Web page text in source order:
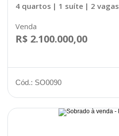
4 quartos | 1 suíte | 2 vagas
Venda
R$ 2.100.000,00
Cód.: SO0090